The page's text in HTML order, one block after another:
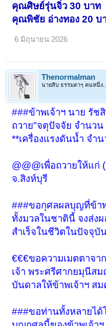
คุณศิษย์รุ่นจิ๋ว 30 บาท
คุณพิชัย อ่างทอง 20 บ
6 มิถุนายน 2026
Thenormalman
นายสิบ ธรรมดาๆ คนหนึ่ง...
###ข้าพเจ้าฯ นาย รั
ถวาย"จตุปัจจัย จำนว
**เครื่องแรงดันน้ำ จำน
@@@เพื่อถวายให้แก่
จ.สิงห์บุรี
###ขอกุศลผลบุญที่ข้า
ทั้งมวลในชาตินี้ จงส่ง
สำเร็จในชีวิตในปัจจุบั
€€€ขอความเมตตาจา
เจ้า พระศรีศากยมุนีส
บันดาลให้ข้าพเจ้าฯ ส
###ขอท่านทั้งหลายไ